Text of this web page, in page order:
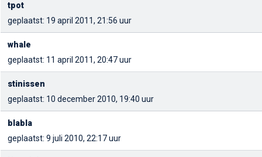
tpot
geplaatst: 19 april 2011, 21:56 uur
whale
geplaatst: 11 april 2011, 20:47 uur
stinissen
geplaatst: 10 december 2010, 19:40 uur
blabla
geplaatst: 9 juli 2010, 22:17 uur